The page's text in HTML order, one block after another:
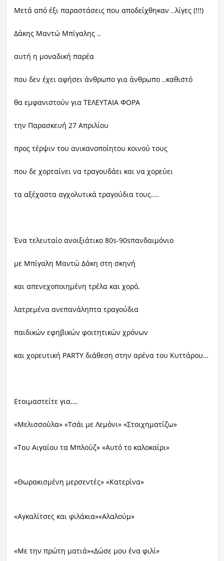
Μετά από έξι παραστάσεις που αποδείχθηκαν ..λίγες (!!!)
Δάκης Μαντώ Μπίγαλης ..
αυτή η μοναδική παρέα
που δεν έχει αφήσει άνθρωπο για άνθρωπο ..καθιστό
θα εμφανιστούν για ΤΕΛΕΥΤΑΙΑ ΦΟΡΑ
την Παρασκευή 27 Απριλίου
προς τέρψιν του ανικανοποίητου κοινού τους
που δε χορταίνει να τραγουδάει και να χορεύει
τα αξέχαστα αγχολυτικά τραγούδια τους....
Ένα τελευταίο ανοιξιάτικο 80s-90sπανδαιμόνιο
με Μπίγαλη Μαντώ Δάκη στη σκηνή
και απενεχοποιημένη τρέλα και χορό,
λατρεμένα ανεπανάληπτα τραγούδια
παιδικών εφηβικών φοιτητικών χρόνων
και χορευτική PARTYδιάθεση στην αρένα του Κυττάρου…
Ετοιμαστείτε για….
«Μελισσούλα» «Τσάι με Λεμόνι» «Στοιχηματίζω»
«Του Αιγαίου τα Μπλούζ» «Αυτό το καλοκαίρι»
«Θωρακισμένη μερσεντές» «Κατερίνα»
«Αγκαλίτσες και φιλάκια»«Αλαλούμ»
«Με την πρώτη ματιά»«Δώσε μου ένα φιλί»